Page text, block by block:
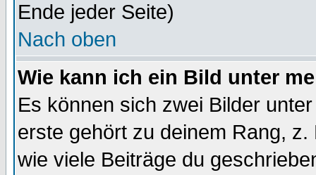
Ende jeder Seite)
Nach oben
Wie kann ich ein Bild unter
Es können sich zwei Bilder
erste gehört zu deinem Rang,
wie viele Beiträge du